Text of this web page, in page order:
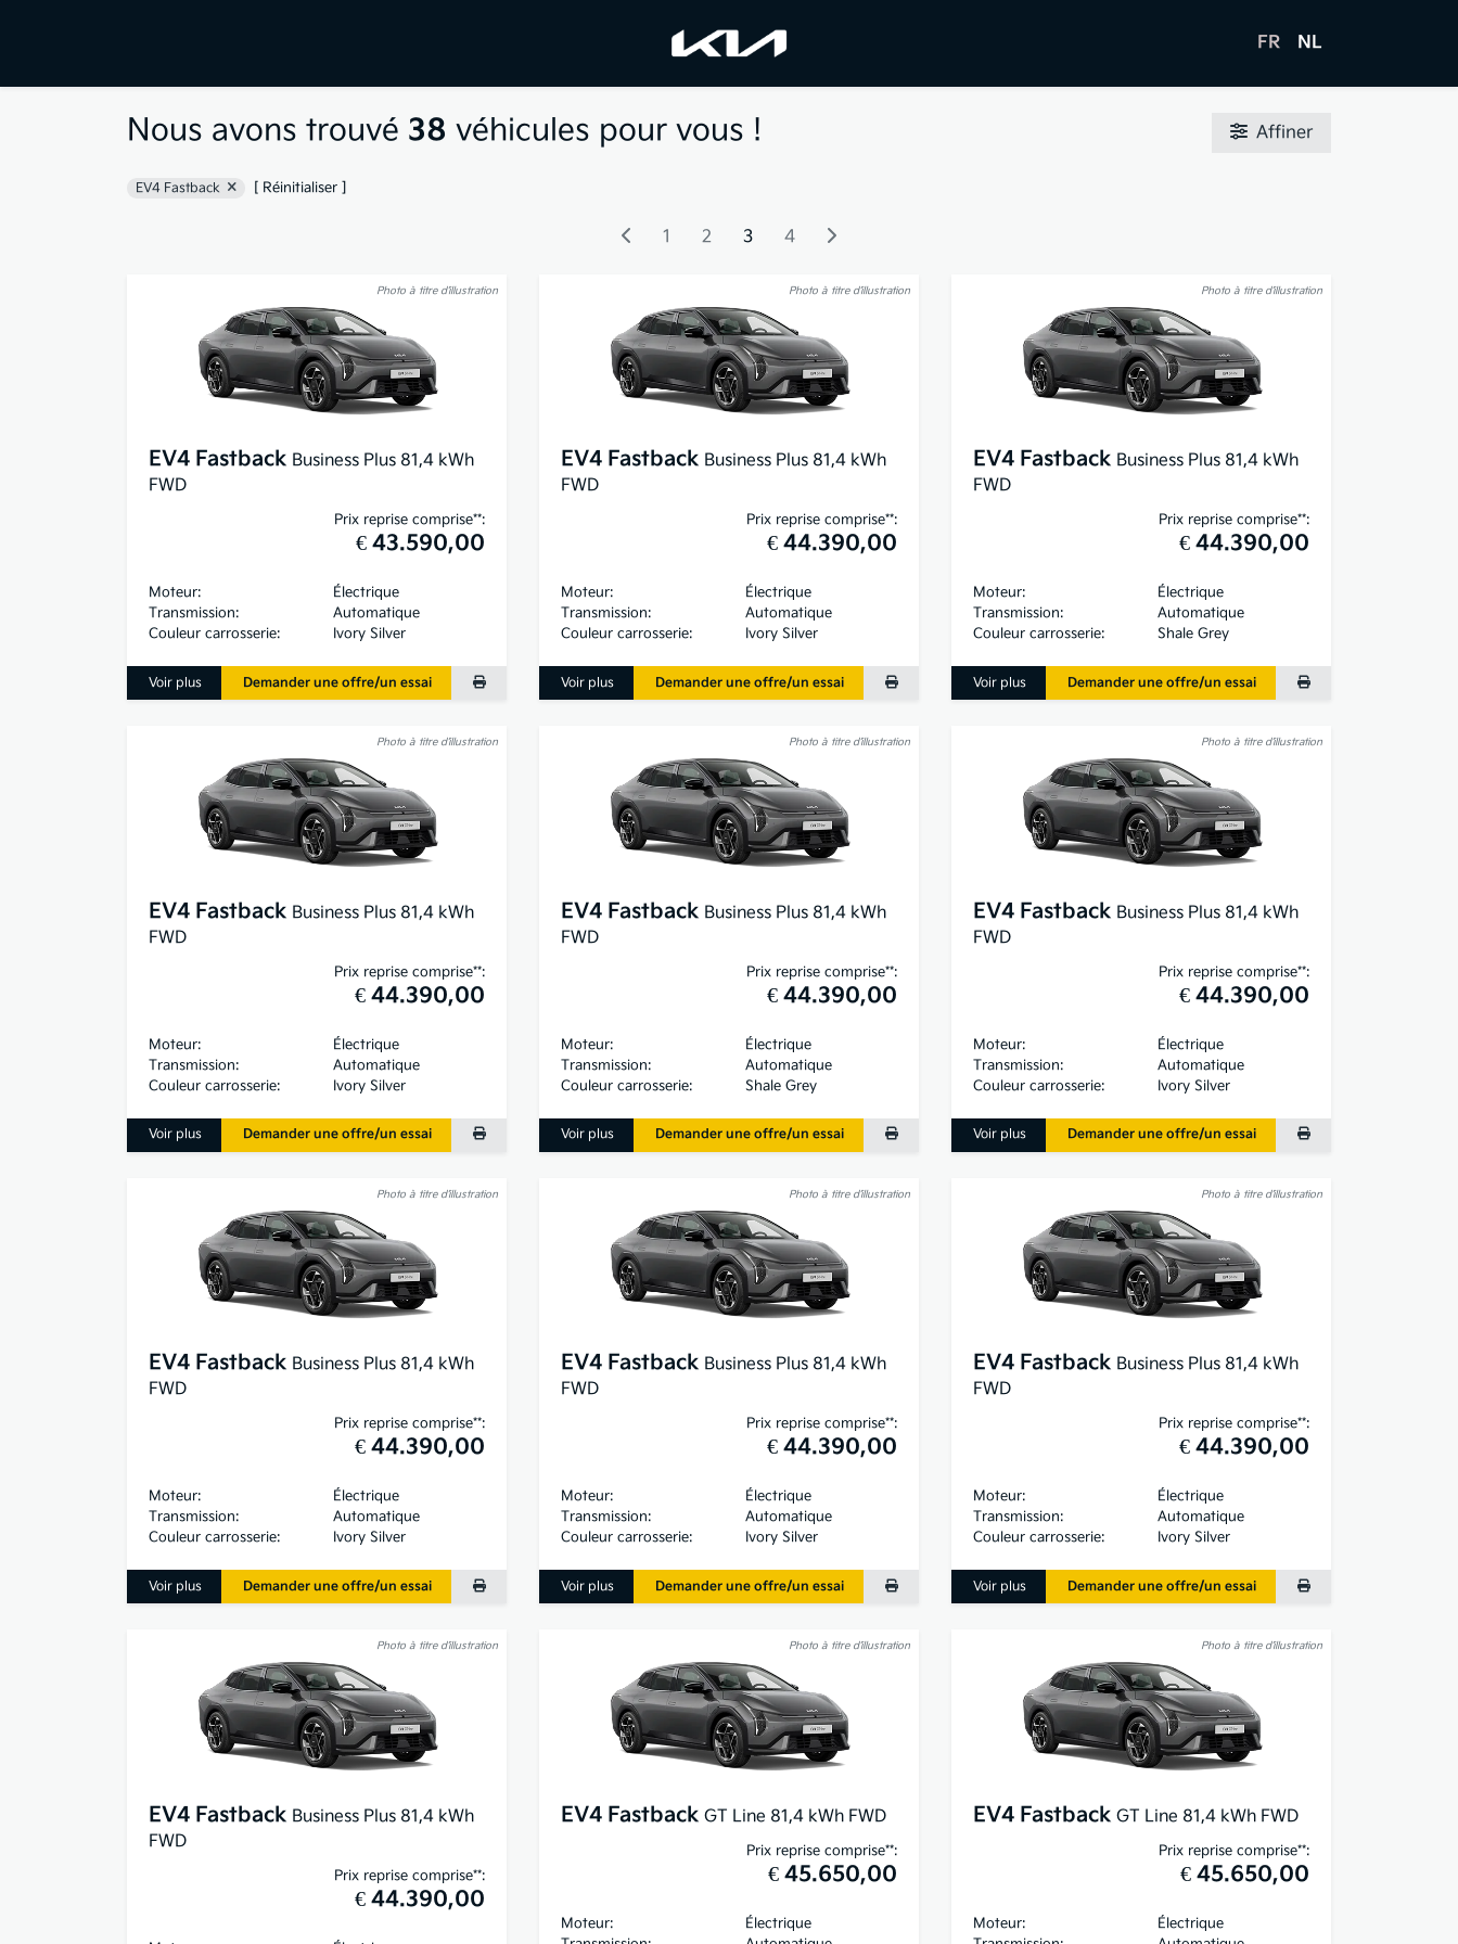
FR NL
Affiner
Nous avons trouvé 38 véhicules pour vous !
EV4 Fastback [ Réinitialiser ]
1 2 3 4
Photo à titre d’illustration
EV4 Fastback Business Plus 81,4 kWh
FWD
Prix reprise comprise**:
€ 43.590,00
Moteur:
Électrique
Transmission:
Automatique
Couleur carrosserie:
Ivory Silver
Voir plus Demander une offre/un essai
Photo à titre d’illustration
EV4 Fastback Business Plus 81,4 kWh
FWD
Prix reprise comprise**:
€ 44.390,00
Moteur:
Électrique
Transmission:
Automatique
Couleur carrosserie:
Ivory Silver
Voir plus Demander une offre/un essai
Photo à titre d’illustration
EV4 Fastback Business Plus 81,4 kWh
FWD
Prix reprise comprise**:
€ 44.390,00
Moteur:
Électrique
Transmission:
Automatique
Couleur carrosserie:
Shale Grey
Voir plus Demander une offre/un essai
Photo à titre d’illustration
EV4 Fastback Business Plus 81,4 kWh
FWD
Prix reprise comprise**:
€ 44.390,00
Moteur:
Électrique
Transmission:
Automatique
Couleur carrosserie:
Ivory Silver
Voir plus Demander une offre/un essai
Photo à titre d’illustration
EV4 Fastback Business Plus 81,4 kWh
FWD
Prix reprise comprise**:
€ 44.390,00
Moteur:
Électrique
Transmission:
Automatique
Couleur carrosserie:
Shale Grey
Voir plus Demander une offre/un essai
Photo à titre d’illustration
EV4 Fastback Business Plus 81,4 kWh
FWD
Prix reprise comprise**:
€ 44.390,00
Moteur:
Électrique
Transmission:
Automatique
Couleur carrosserie:
Ivory Silver
Voir plus Demander une offre/un essai
Photo à titre d’illustration
EV4 Fastback Business Plus 81,4 kWh
FWD
Prix reprise comprise**:
€ 44.390,00
Moteur:
Électrique
Transmission:
Automatique
Couleur carrosserie:
Ivory Silver
Voir plus Demander une offre/un essai
Photo à titre d’illustration
EV4 Fastback Business Plus 81,4 kWh
FWD
Prix reprise comprise**:
€ 44.390,00
Moteur:
Électrique
Transmission:
Automatique
Couleur carrosserie:
Ivory Silver
Voir plus Demander une offre/un essai
Photo à titre d’illustration
EV4 Fastback Business Plus 81,4 kWh
FWD
Prix reprise comprise**:
€ 44.390,00
Moteur:
Électrique
Transmission:
Automatique
Couleur carrosserie:
Ivory Silver
Voir plus Demander une offre/un essai
Photo à titre d’illustration
EV4 Fastback Business Plus 81,4 kWh
FWD
Prix reprise comprise**:
€ 44.390,00
Photo à titre d’illustration
EV4 Fastback GT Line 81,4 kWh FWD
Prix reprise comprise**:
€ 45.650,00
Moteur:
Électrique
Photo à titre d’illustration
EV4 Fastback GT Line 81,4 kWh FWD
Prix reprise comprise**:
€ 45.650,00
Moteur:
Électrique